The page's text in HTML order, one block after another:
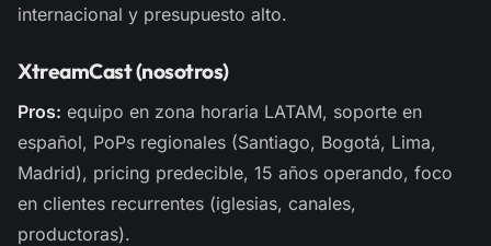
internacional y presupuesto alto.
XtreamCast (nosotros)
Pros: equipo en zona horaria LATAM, soporte en
español, PoPs regionales (Santiago, Bogotá, Lima,
Madrid), pricing predecible, 15 años operando, foco
en clientes recurrentes (iglesias, canales,
productoras).